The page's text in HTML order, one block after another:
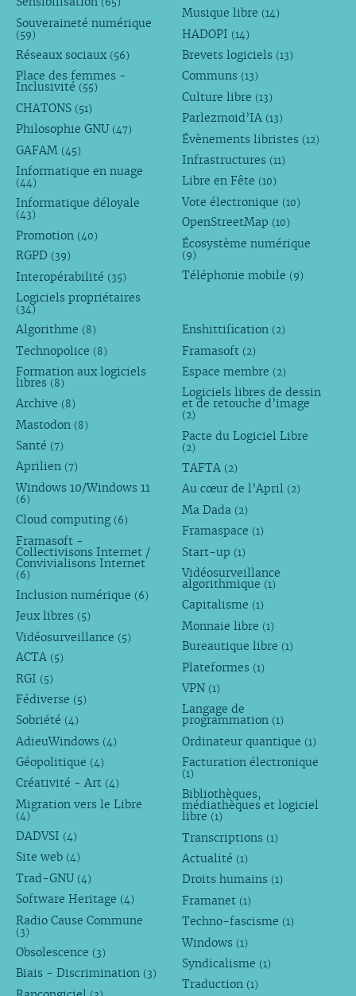
(65)
Souveraineté numérique
(59)
Réseaux sociaux (56)
Place des femmes -
Inclusivité (55)
CHATONS (51)
Philosophie GNU (47)
GAFAM (45)
Informatique en nuage
(44)
Informatique déloyale
(43)
Promotion (40)
RGPD (39)
Interopérabilité (35)
Logiciels propriétaires
(34)
Musique libre (14)
HADOPI (14)
Brevets logiciels (13)
Communs (13)
Culture libre (13)
Parlezmoid’IA (13)
Évènements libristes (12)
Infrastructures (11)
Libre en Fête (10)
Vote électronique (10)
OpenStreetMap (10)
Écosystème numérique
(9)
Téléphonie mobile (9)
Algorithme (8)
Technopolice (8)
Formation aux logiciels
libres (8)
Archive (8)
Mastodon (8)
Santé (7)
Aprilien (7)
Windows 10/Windows 11
(6)
Cloud computing (6)
Framasoft -
Collectivisons Internet /
Convivialisons Internet
(6)
Inclusion numérique (6)
Jeux libres (5)
Vidéosurveillance (5)
ACTA (5)
RGI (5)
Fédiverse (5)
Sobriété (4)
AdieuWindows (4)
Géopolitique (4)
Créativité - Art (4)
Migration vers le Libre
(4)
DADVSI (4)
Site web (4)
Trad-GNU (4)
Software Heritage (4)
Radio Cause Commune
(3)
Obsolescence (3)
Biais - Discrimination (3)
Enshittification (2)
Framasoft (2)
Espace membre (2)
Logiciels libres de dessin
et de retouche d’image
(2)
Pacte du Logiciel Libre
(2)
TAFTA (2)
Au cœur de l’April (2)
Ma Dada (2)
Framaspace (1)
Start-up (1)
Vidéosurveillance
algorithmique (1)
Capitalisme (1)
Monnaie libre (1)
Bureautique libre (1)
Plateformes (1)
VPN (1)
Langage de
programmation (1)
Ordinateur quantique (1)
Facturation électronique
(1)
Bibliothèques,
médiathèques et logiciel
libre (1)
Transcriptions (1)
Actualité (1)
Droits humains (1)
Framanet (1)
Techno-fascisme (1)
Windows (1)
Syndicalisme (1)
Traduction (1)